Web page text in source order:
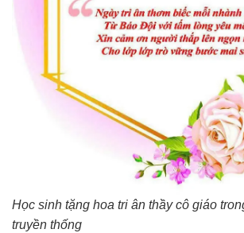
Học sinh tặng hoa tri ân thầy cô giáo
truyền thống